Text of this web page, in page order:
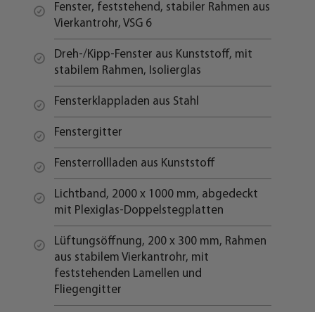
Fenster, feststehend, stabiler Rahmen aus
Vierkantrohr, VSG 6
Dreh-/Kipp-Fenster aus Kunststoff, mit
stabilem Rahmen, Isolierglas
Fensterklappladen aus Stahl
Fenstergitter
Fensterrollladen aus Kunststoff
Lichtband, 2000 x 1000 mm, abgedeckt
mit Plexiglas-Doppelstegplatten
Lüftungsöffnung, 200 x 300 mm, Rahmen
aus stabilem Vierkantrohr, mit
feststehenden Lamellen und
Fliegengitter